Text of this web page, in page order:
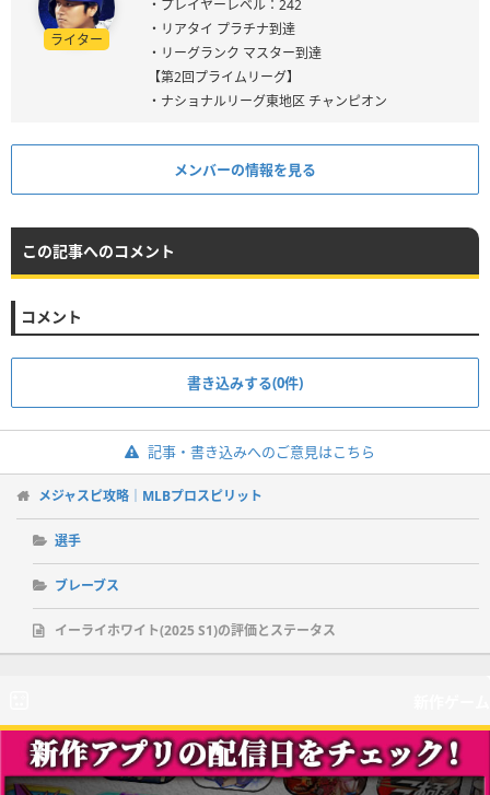
ライター
・プレイヤーレベル：242
・リアタイ プラチナ到達
・リーグランク マスター到達
【第2回プライムリーグ】
・ナショナルリーグ東地区 チャンピオン
メンバーの情報を見る
この記事へのコメント
コメント
書き込みする(0件)
記事・書き込みへのご意見はこちら
メジャスピ攻略｜MLBプロスピリット
選手
ブレーブス
イーライホワイト(2025 S1)の評価とステータス